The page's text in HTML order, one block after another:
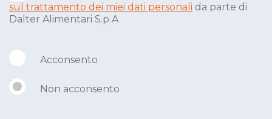
sul trattamento dei miei dati personali da parte di
Dalter Alimentari S.p.A
Acconsento
Non acconsento